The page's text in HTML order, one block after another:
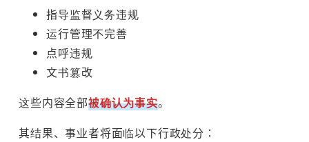
指导监督义务违规
运行管理不完善
点呼违规
文书篡改
这些内容全部被确认为事实。
其结果、事业者将面临以下行政处分：